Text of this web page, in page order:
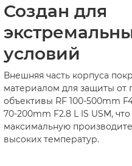
Создан для
условий
Внешняя часть корпуса
материалом для защиты от
объективы RF 100-500mm
70-200mm F2.8 L IS USM,
максимальную
высоких температур.